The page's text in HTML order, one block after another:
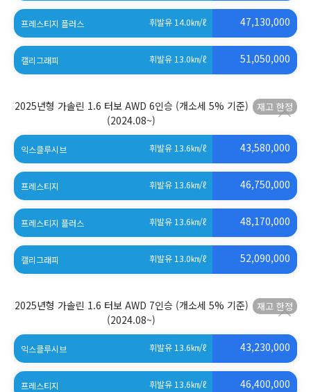
프레스티지 플러스 휘발유 14.0㎞/ℓ 47,130,000
캘리그래피 휘발유 13.0㎞/ℓ 51,050,000
2025년형 가솔린 1.6 터보 AWD 6인승 (개소세 5% 기준)
(2024.08~)
익스클루시브 휘발유 13.6㎞/ℓ 43,580,000
프레스티지 휘발유 13.6㎞/ℓ 46,750,000
프레스티지 플러스 휘발유 13.6㎞/ℓ 48,170,000
캘리그래피 휘발유 13.0㎞/ℓ 52,090,000
2025년형 가솔린 1.6 터보 AWD 7인승 (개소세 5% 기준)
(2024.08~)
익스클루시브 휘발유 13.6㎞/ℓ 43,230,000
프레스티지 휘발유 13.6㎞/ℓ 46,400,000